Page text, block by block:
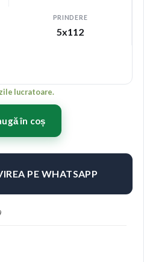
PRINDERE
5x112
lucratoare.
ET40 5x112 Machined Silver
în coș
PE WHATSAPP